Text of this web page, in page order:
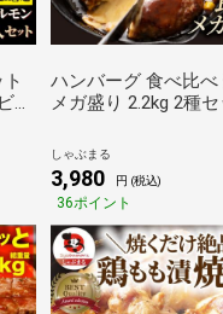
ハンバーグ 食べ比べ
メガ盛り 2.2kg 2種
100g×10個) 惣菜 お
しゃぶまる
しゃぶまる
3,980 円 (税込)
36ポイント